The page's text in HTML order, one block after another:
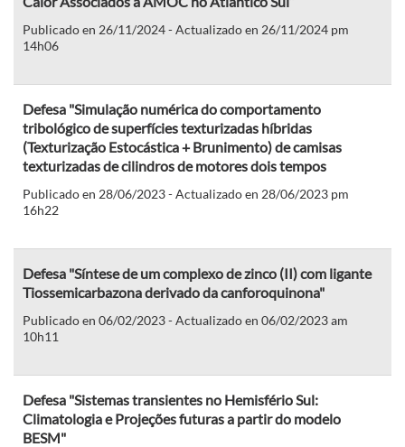
Publicado en 26/11/2024 - Actualizado en 26/11/2024 pm
14h06
Defesa "Simulação numérica do comportamento
tribológico de superfícies texturizadas híbridas
(Texturização Estocástica + Brunimento) de camisas
texturizadas de cilindros de motores dois tempos
Publicado en 28/06/2023 - Actualizado en 28/06/2023 pm
16h22
Defesa "Síntese de um complexo de zinco (II) com ligante
Tiossemicarbazona derivado da canforoquinona"
Publicado en 06/02/2023 - Actualizado en 06/02/2023 am
10h11
Defesa "Sistemas transientes no Hemisfério Sul:
Climatologia e Projeções futuras a partir do modelo
BESM"